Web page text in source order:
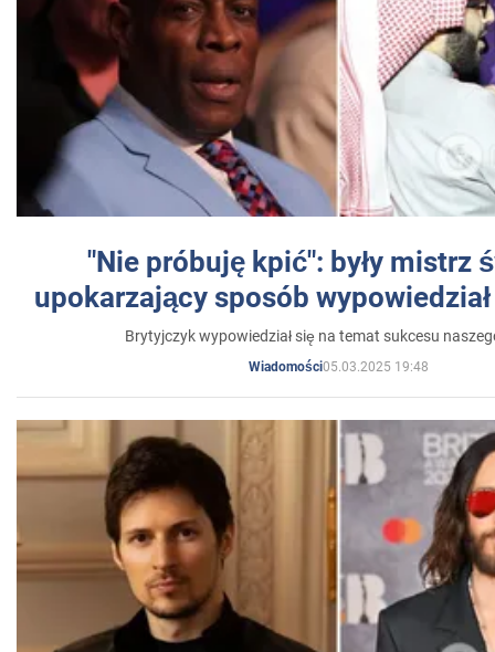
"Nie próbuję kpić": były mistrz
upokarzający sposób
Brytyjczyk wypowiedział się na temat sukcesu
Wiadomości05.03.2025 19:48